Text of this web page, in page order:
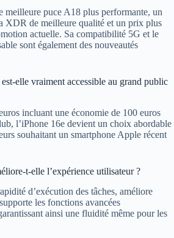
meilleure puce A18 plus performante, un
XDR de meilleure qualité et un prix plus
actuelle. Sa compatibilité 5G et le
sont également des nouveautés
elle vraiment accessible au grand public
incluant une économie de 100 euros
l’iPhone 16e devient un choix abordable
souhaitant un smartphone Apple récent
t-elle l’expérience utilisateur ?
d’exécution des tâches, améliore
les fonctions avancées
ainsi une fluidité même pour les